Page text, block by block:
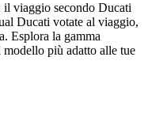
viaggio secondo Ducati
Ducati votate al viaggio,
Esplora la gamma
più adatto alle tue